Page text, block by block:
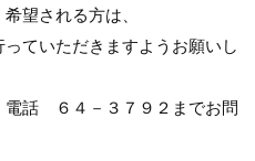
望される方は、
ていただきますようお願いし
話 ６４－３７９２までお問